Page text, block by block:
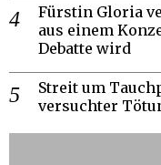
Fürstin Gloria
aus einem
Debatte wird
Streit um
versuchter